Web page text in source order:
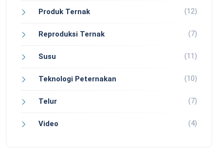
Produk Ternak (12)
Reproduksi Ternak (7)
Susu (11)
Teknologi Peternakan (10)
Telur (7)
Video (4)